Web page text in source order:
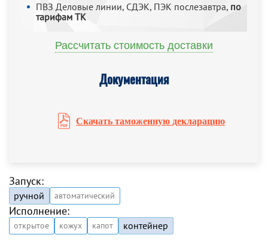
ПВЗ Деловые линии, СДЭК, ПЭК послезавтра, по
тарифам ТК
Рассчитать стоимость доставки
Документация
Скачать таможенную декларацию
Запуск:
ручной автоматический
Исполнение:
открытое кожух капот контейнер